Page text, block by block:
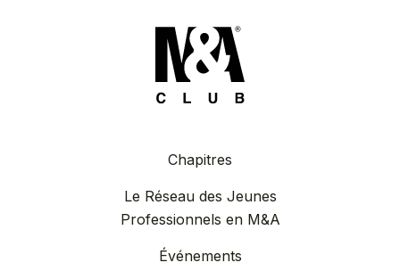
Chapitres
Le Réseau des Jeunes
Professionnels en M&A
Événements